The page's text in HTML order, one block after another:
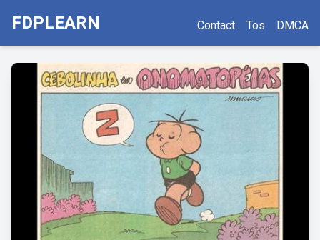
FDPLEARN Contact Tos DMCA